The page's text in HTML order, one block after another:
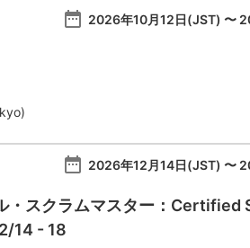
date_range 2026年10月12日(JST) 〜
date_range 2026年12月14日(JST) 〜
・スクラムマスター：Certified
14 - 18